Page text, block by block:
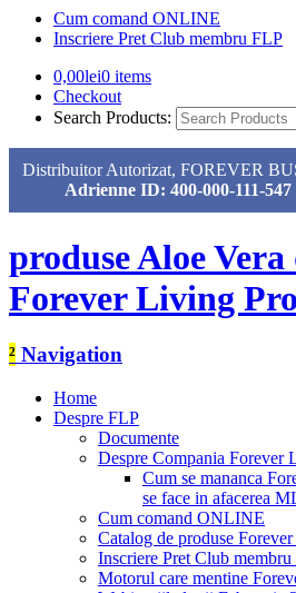
Cum comand ONLINE
Inscriere Pret Club membru FLP
0,00lei0 items
Checkout
Search Products:
Distribuitor Autorizat, FOREVER
Adrienne ID: 400-000-111-547
produse Aloe Vera
Forever Living
² Navigation
Home
Despre FLP
Documente
Despre Compania Forever
Cum se mananca
se face in afacerea
Cum comand ONLINE
Catalog de produse
Inscriere Pret Club
Motorul care mentine